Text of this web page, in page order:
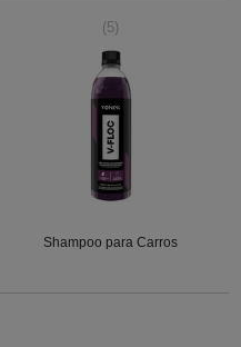
(5)
Shampoo para Carros